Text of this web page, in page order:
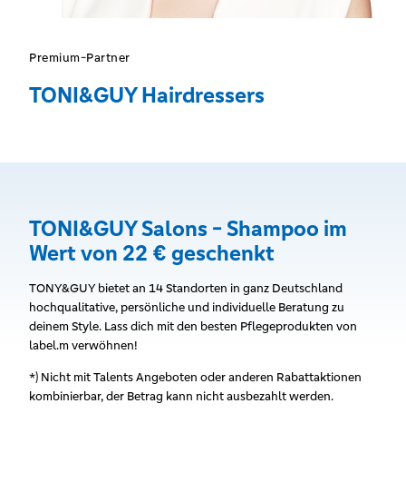
Premium-Partner
TONI&GUY Hairdressers
TONI&GUY Salons - Shampoo im
Wert von 22 € geschenkt
TONY&GUY bietet an 14 Standorten in ganz Deutschland
hochqualitative, persönliche und individuelle Beratung zu
deinem Style. Lass dich mit den besten Pflegeprodukten von
label.m verwöhnen!
*) Nicht mit Talents Angeboten oder anderen Rabattaktionen
kombinierbar, der Betrag kann nicht ausbezahlt werden.